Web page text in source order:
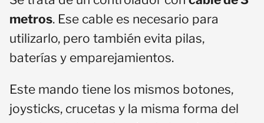
metros. Ese cable es necesario para
utilizarlo, pero también evita pilas,
baterías y emparejamientos.
Este mando tiene los mismos botones,
joysticks, crucetas y la misma forma del